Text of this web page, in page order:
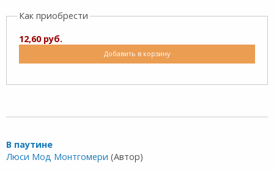
Как приобрести
12,60 руб.
Добавить в корзину
В паутине
Люси Мод Монтгомери (Автор)